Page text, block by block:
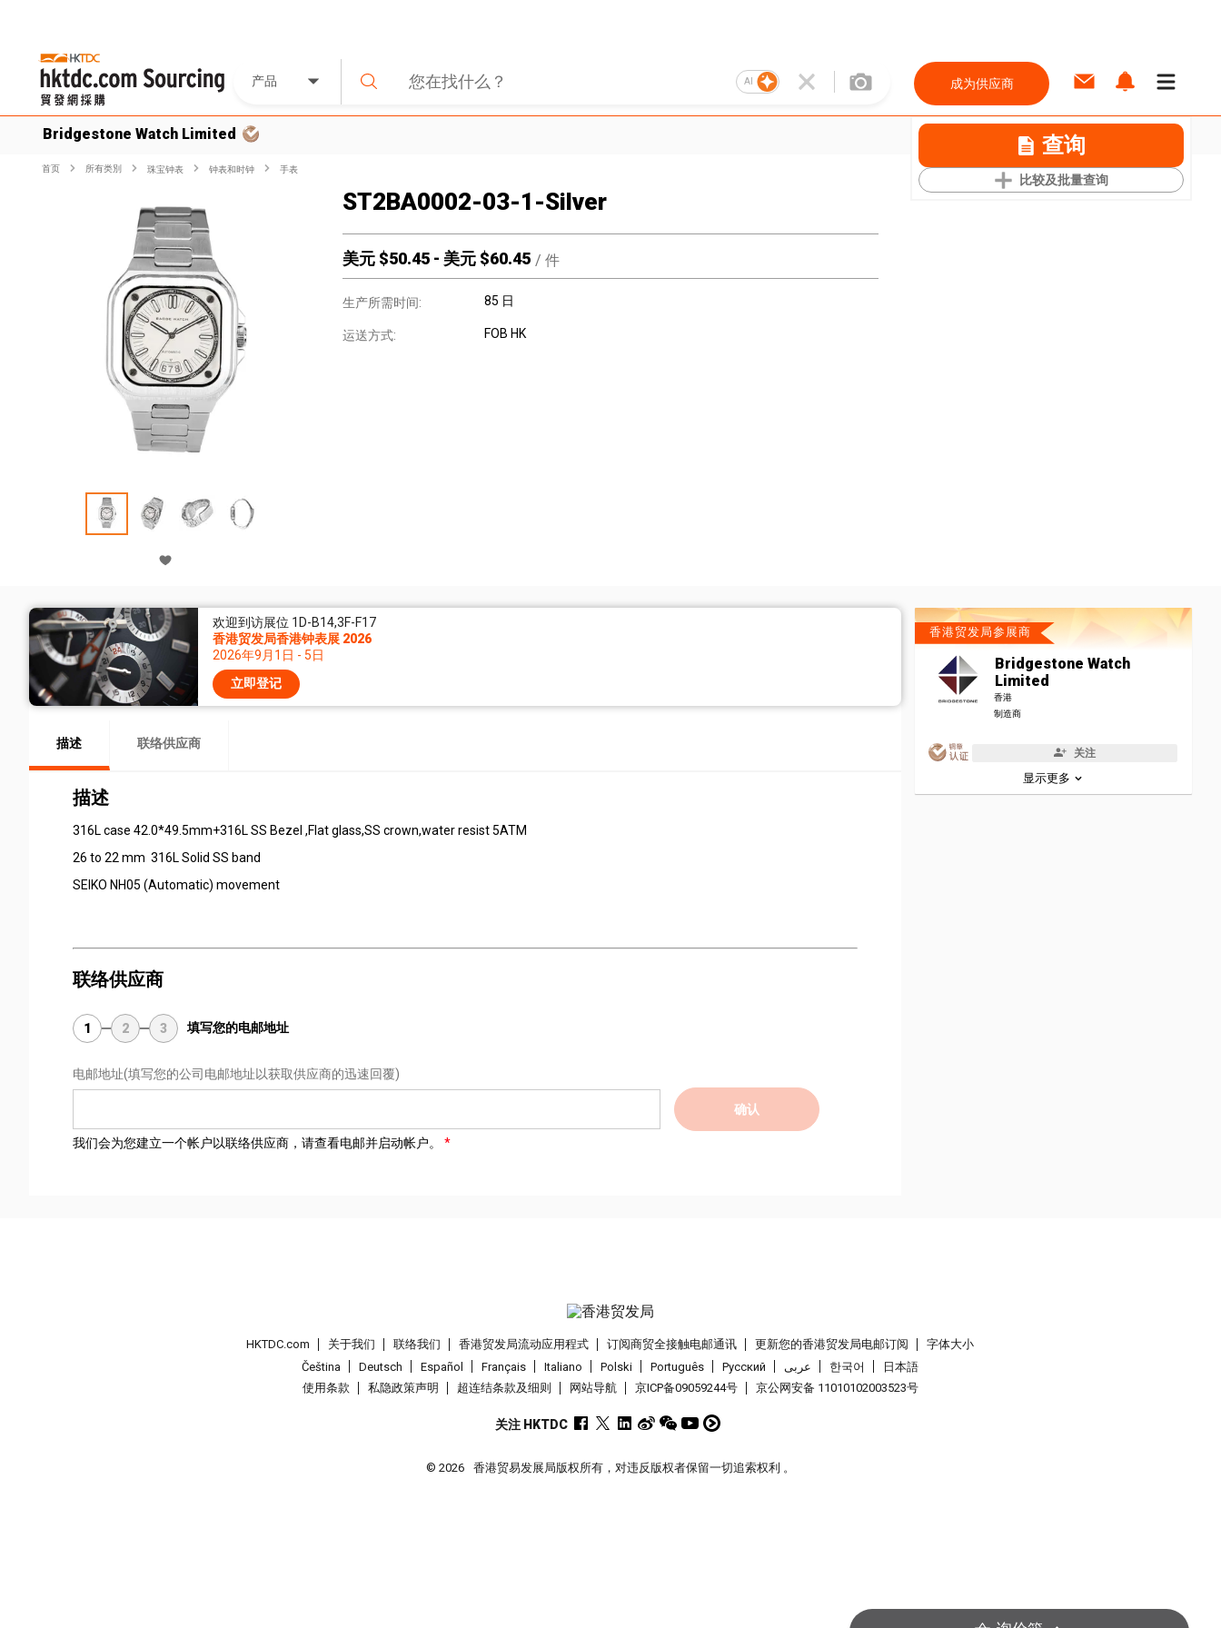
产品 AI 成为供应商
Bridgestone Watch Limited 查询
比较及批量查询
首页 所有类別 珠宝钟表 钟表和时钟 手表
ST2BA0002-03-1-Silver
美元 $50.45 - 美元 $60.45 / 件
生产所需时间: 85 日
运送方式: FOB HK
欢迎到访展位 1D-B14,3F-F17
香港贸发局香港钟表展 2026
2026年9月1日 - 5日
立即登记
描述 联络供应商
描述
316L case 42.0*49.5mm+316L SS Bezel ,Flat glass,SS crown,water resist 5ATM
26 to 22 mm 316L Solid SS band
SEIKO NH05 (Automatic) movement
联络供应商
1 2 3 填写您的电邮地址
电邮地址(填写您的公司电邮地址以获取供应商的迅速回覆)
确认
我们会为您建立一个帐户以联络供应商，请查看电邮并启动帐户。
香港贸发局参展商
Bridgestone Watch
Limited
香港
制造商
关注
显示更多
HKTDC.com 关于我们 联络我们 香港贸发局流动应用程式 订阅商贸全接触电邮通讯 更新您的香港贸发局电邮订阅
字体大小
Čeština
Deutsch Español Français Italiano Polski Português Pусский عربى 한국어
日本語
使用条款
私隐政策声明 超连结条款及细则 网站导航 京ICP备09059244号 京公网安备 11010102003523号
关注 HKTDC
© 2026 香港贸易发展局版权所有，对违反版权者保留一切追索权利 。